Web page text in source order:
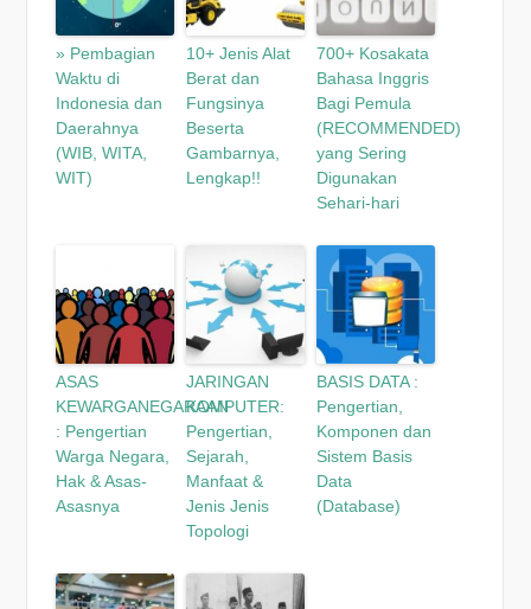
» Pembagian
Waktu di
Indonesia dan
Daerahnya
(WIB, WITA,
WIT)
10+ Jenis Alat
Berat dan
Fungsinya
Beserta
Gambarnya,
Lengkap!!
700+ Kosakata
Bahasa Inggris
Bagi Pemula
(RECOMMENDED)
yang Sering
Digunakan
Sehari-hari
ASAS
KEWARGANEGARAAN
: Pengertian
Warga Negara,
Hak & Asas-
Asasnya
JARINGAN
KOMPUTER:
Pengertian,
Sejarah,
Manfaat &
Jenis Jenis
Topologi
BASIS DATA :
Pengertian,
Komponen dan
Sistem Basis
Data
(Database)